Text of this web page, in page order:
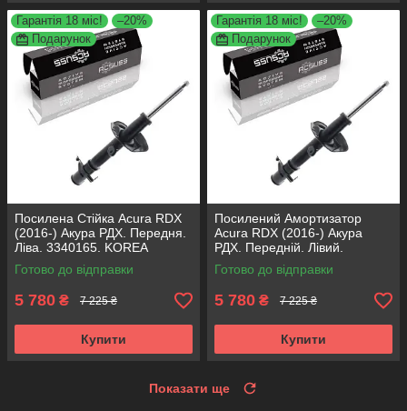
Гарантія 18 міс!
–20%
Подарунок
Посилена Стійка Acura RDX
(2016-) Акура РДХ. Передня.
Ліва. 3340165. KOREA
Аксусс!
Готово до відправки
5 780 ₴ 7 225 ₴
Купити
Гарантія 18 міс!
–20%
Подарунок
Посилений Амортизатор
Acura RDX (2016-) Акура
РДХ. Передній. Лівий.
3340165. KOREA Аксусс!
Готово до відправки
5 780 ₴ 7 225 ₴
Купити
Показати ще